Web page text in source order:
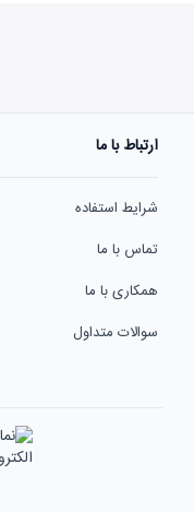
هنوز نظری به ثبت
ارتباط با ما
شرایط استفاده
تماس با ما
همکاری با ما
سوالات متداول